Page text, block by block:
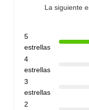
La siguiente
5
estrellas
4
estrellas
3
estrellas
2